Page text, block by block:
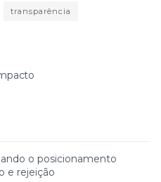
transparência
o posicionamento
e rejeição